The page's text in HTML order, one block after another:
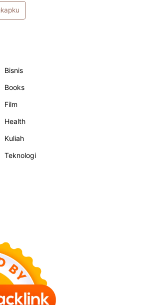
Bisnis
Books
Film
Health
Kuliah
Teknologi